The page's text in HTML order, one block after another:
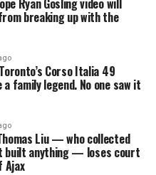
Ryan Gosling video will
breaking up with the
Corso Italia 49
family legend. No one saw it
Liu — who collected
built anything — loses court
Ajax